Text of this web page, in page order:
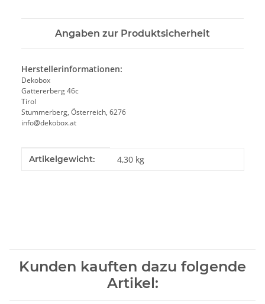
Angaben zur Produktsicherheit
Herstellerinformationen:
Dekobox
Gattererberg 46c
Tirol
Stummerberg, Österreich, 6276
info@dekobox.at
Produkteigenschaft
Wert
Artikelgewicht: 4,30 kg
Kunden kauften dazu folgende
Artikel: